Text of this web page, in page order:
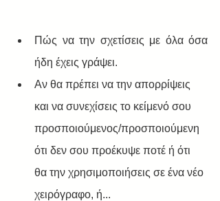
Πώς να την σχετίσεις με όλα όσα
ήδη έχεις γράψει.
Αν θα πρέπει να την απορρίψεις
και να συνεχίσεις το κείμενό σου
προσποιούμενος/προσποιούμενη
ότι δεν σου προέκυψε ποτέ ή ότι
θα την χρησιμοποιήσεις σε ένα νέο
χειρόγραφο, ή...